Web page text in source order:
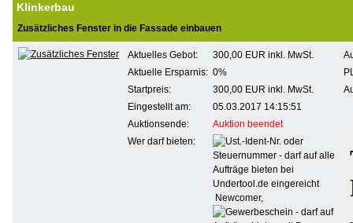
Klinkerbau
Zusätzliches Fenster in die Fassade einbauen
Aktuelles Gebot: 300,00 EUR inkl. MwSt.
Aktuelle Ersparnis: 0%
Startpreis:
300,00 EUR inkl. MwSt.
Eingestellt am:
05.03.2017 14:15:51
Auktionsende:
Auktion beendet
Wer darf bieten:
Newcomer,